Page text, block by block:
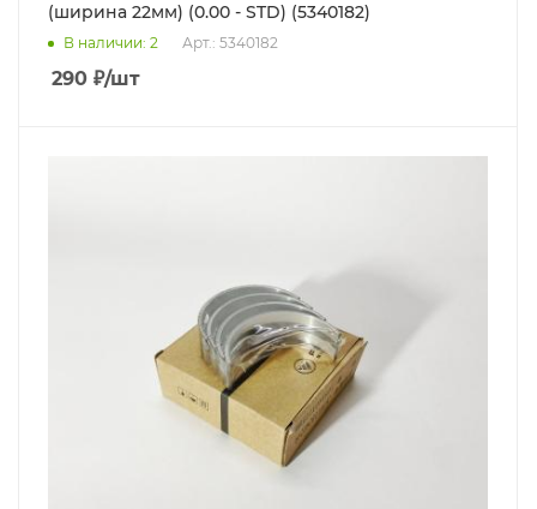
(ширина 22мм) (0.00 - STD) (5340182)
В наличии: 2 Арт.: 5340182
290 ₽/шт